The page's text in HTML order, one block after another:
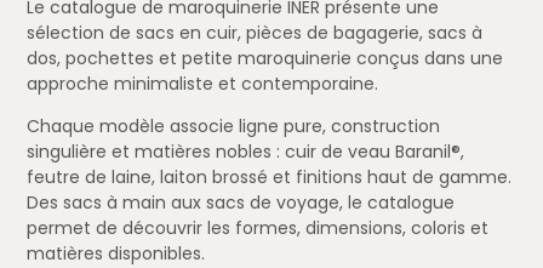
Le catalogue de maroquinerie INER présente une
sélection de sacs en cuir, pièces de bagagerie, sacs à
dos, pochettes et petite maroquinerie conçus dans une
approche minimaliste et contemporaine.
Chaque modèle associe ligne pure, construction
singulière et matières nobles : cuir de veau Baranil®,
feutre de laine, laiton brossé et finitions haut de gamme.
Des sacs à main aux sacs de voyage, le catalogue
permet de découvrir les formes, dimensions, coloris et
matières disponibles.